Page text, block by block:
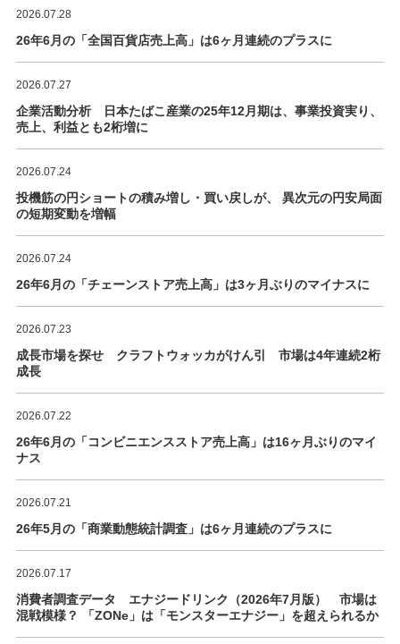
2026.07.28
26年6月の「全国百貨店売上高」は6ヶ月連続のプラスに
2026.07.27
企業活動分析 日本たばこ産業の25年12月期は、事業投資実り、
売上、利益とも2桁増に
2026.07.24
投機筋の円ショートの積み増し・買い戻しが、 異次元の円安局面
の短期変動を増幅
2026.07.24
26年6月の「チェーンストア売上高」は3ヶ月ぶりのマイナスに
2026.07.23
成長市場を探せ クラフトウォッカがけん引 市場は4年連続2桁
成長
2026.07.22
26年6月の「コンビニエンスストア売上高」は16ヶ月ぶりのマイ
ナス
2026.07.21
26年5月の「商業動態統計調査」は6ヶ月連続のプラスに
2026.07.17
消費者調査データ エナジードリンク（2026年7月版） 市場は
混戦模様？ 「ZONe」は「モンスターエナジー」を超えられるか